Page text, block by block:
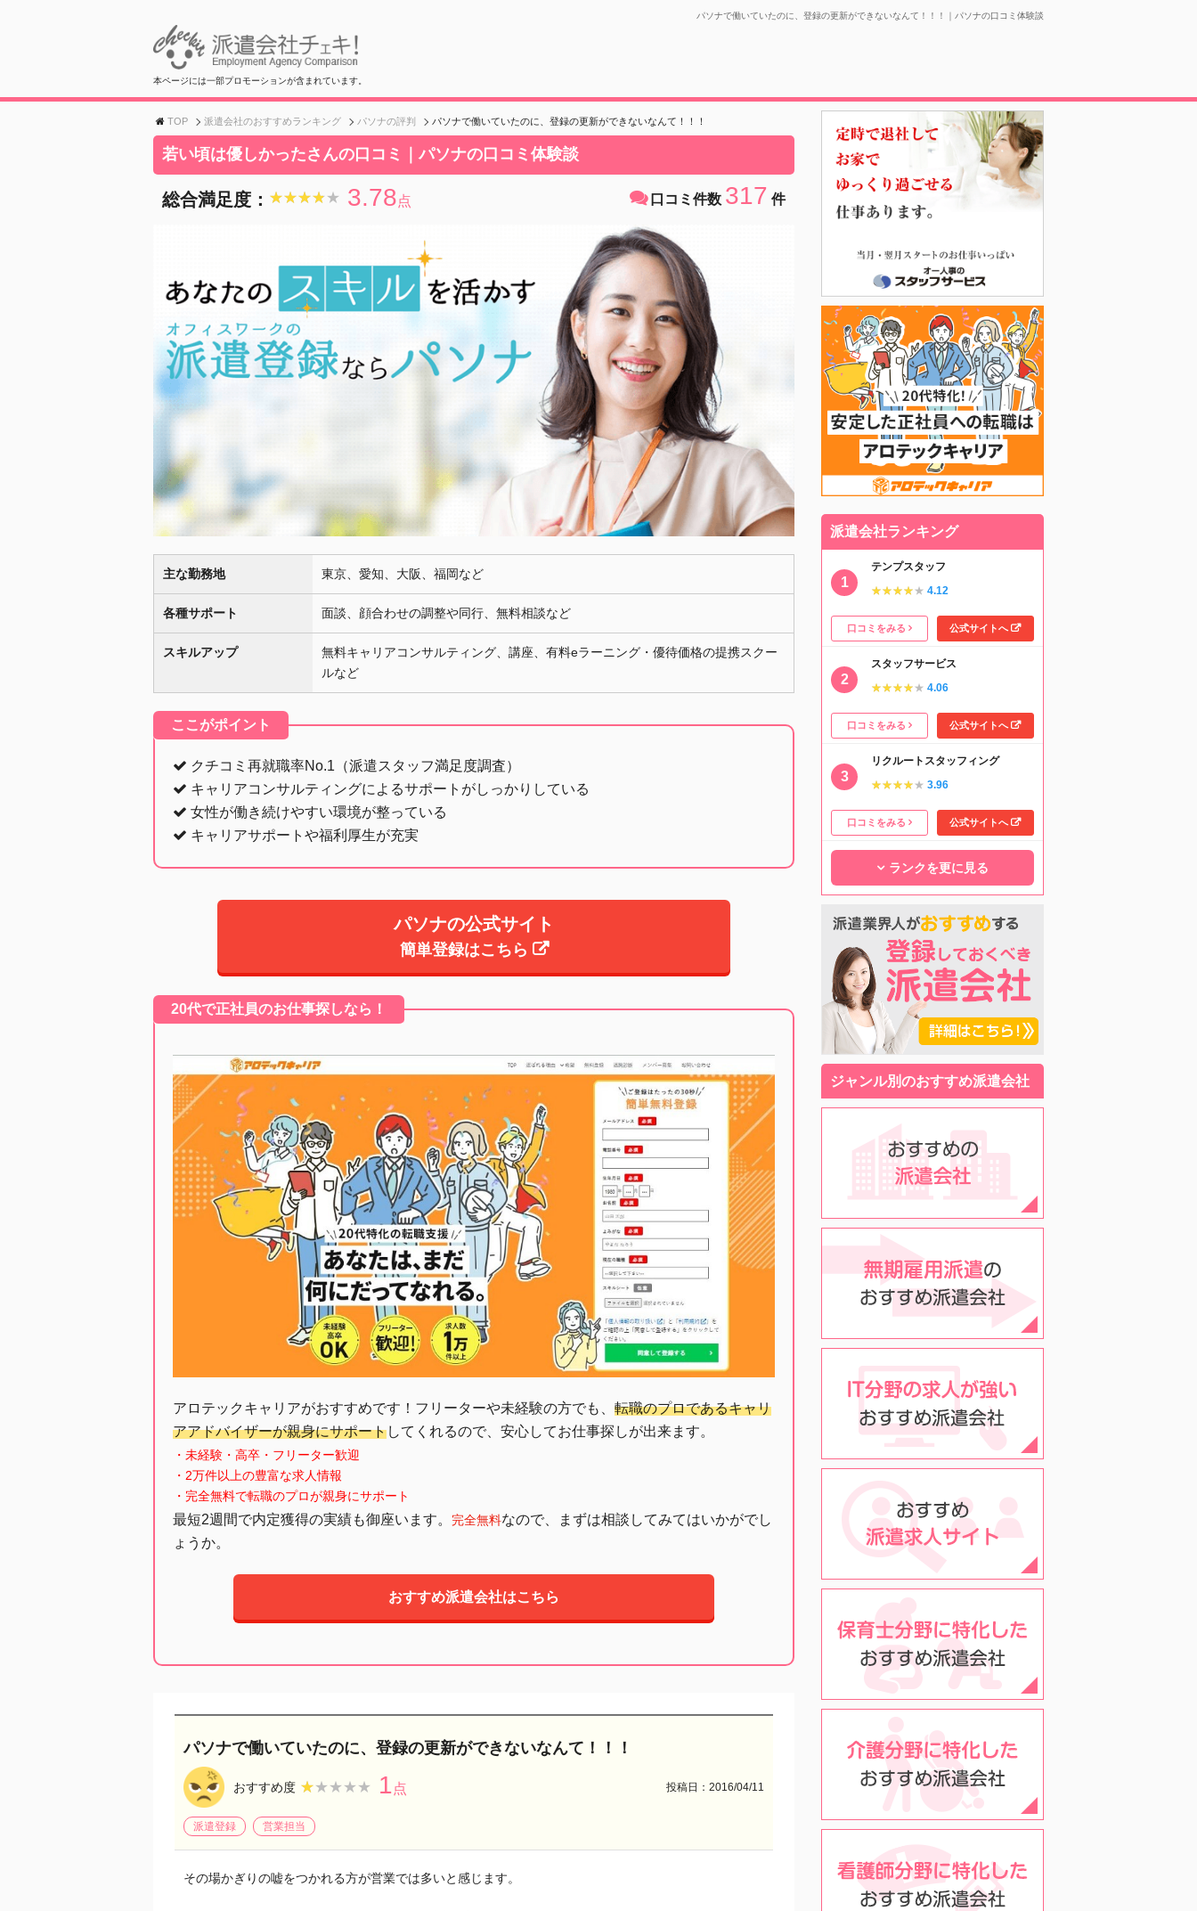
パソナで働いていたのに、登録の更新ができないなんて！！！｜パソナの口コミ体験談
本ページには一部プロモーションが含まれています。
TOP 派遣会社のおすすめランキング パソナの評判 パソナで働いていたのに、登録の更新ができないなんて！！！
若い頃は優しかったさんの口コミ｜パソナの口コミ体験談
総合満足度： ★★★★★
★★★★★ 3.78点 口コミ件数 317 件
主な勤務地 東京、愛知、大阪、福岡など
各種サポート 面談、顔合わせの調整や同行、無料相談など
スキルアップ
無料キャリアコンサルティング、講座、有料eラーニング・優待価格の提携スクー
ルなど
ここがポイント
クチコミ再就職率No.1（派遣スタッフ満足度調査）
キャリアコンサルティングによるサポートがしっかりしている
女性が働き続けやすい環境が整っている
キャリアサポートや福利厚生が充実
パソナの公式サイト
簡単登録はこちら
20代で正社員のお仕事探しなら！
アロテックキャリアがおすすめです！フリーターや未経験の方でも、 転職のプロであるキャリ
アアドバイザーが親身にサポートしてくれるので、安心してお仕事探しが出来ます。
・未経験・高卒・フリーター歓迎
・2万件以上の豊富な求人情報
・完全無料で転職のプロが親身にサポート
最短2週間で内定獲得の実績も御座います。 完全無料なので、まずは相談してみてはいかがでし
ょうか。
おすすめ派遣会社はこちら
パソナで働いていたのに、登録の更新ができないなんて！！！
おすすめ度 ★★★★★
★★★★★ 1点 投稿日：2016/04/11
派遣登録 営業担当
その場かぎりの嘘をつかれる方が営業では多いと感じます。
派遣会社ランキング
テンプスタッフ
★★★★★
★★★★★ 4.12
口コミをみる 公式サイトへ
スタッフサービス
★★★★★
★★★★★ 4.06
口コミをみる 公式サイトへ
リクルートスタッフィング
★★★★★
★★★★★ 3.96
口コミをみる 公式サイトへ
ランクを更に見る
ジャンル別のおすすめ派遣会社